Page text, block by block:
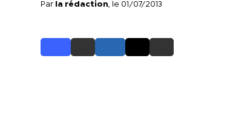
Par la rédaction , le 01/07/2013